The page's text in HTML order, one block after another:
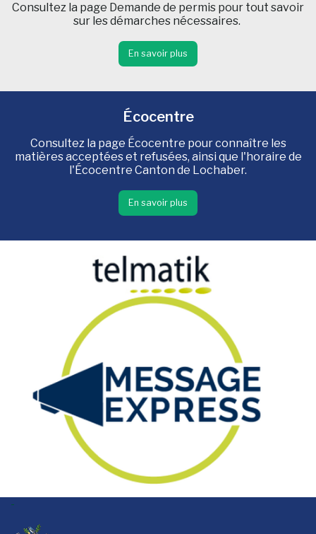
Consultez la page Demande de permis pour tout savoir
sur les démarches nécessaires.
En savoir plus
Écocentre
Consultez la page Écocentre pour connaître les
matières acceptées et refusées, ainsi que l'horaire de
l'Écocentre Canton de Lochaber.
En savoir plus
-